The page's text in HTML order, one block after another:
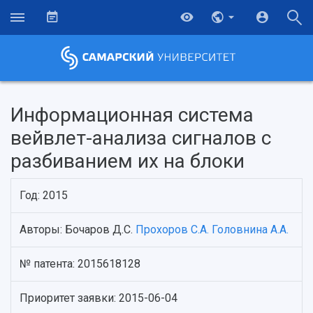
История
Главные новости
Почему я выбираю Самарский университет?
Основные научные направления
Информационная система
вейвлет-анализа сигналов с
разбиванием их на блоки
Год: 2015
Авторы: Бочаров Д.С. Прохоров С.А. Головнина А.А.
№ патента: 2015618128
Приоритет заявки: 2015-06-04